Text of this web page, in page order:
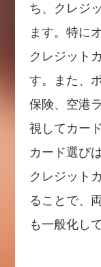
ち、クレジ
ます。特に
クレジット
す。また、
保険、空港
視してカー
カード選び
クレジット
ることで、
も一般化し